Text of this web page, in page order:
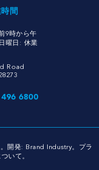
間
9時から午
曜日: 休業
Road
6800
開発: Brand Industry。 プラ
いて 。